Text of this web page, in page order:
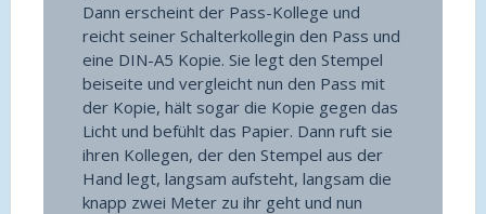
Dann erscheint der Pass-Kollege und
reicht seiner Schalterkollegin den Pass und
eine DIN-A5 Kopie. Sie legt den Stempel
beiseite und vergleicht nun den Pass mit
der Kopie, hält sogar die Kopie gegen das
Licht und befühlt das Papier. Dann ruft sie
ihren Kollegen, der den Stempel aus der
Hand legt, langsam aufsteht, langsam die
knapp zwei Meter zu ihr geht und nun